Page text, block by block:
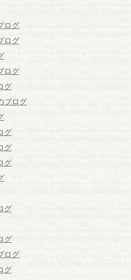
ログ
ログ
ログ
グ
ブログ
グ
グ
グ
グ
グ
ログ
グ